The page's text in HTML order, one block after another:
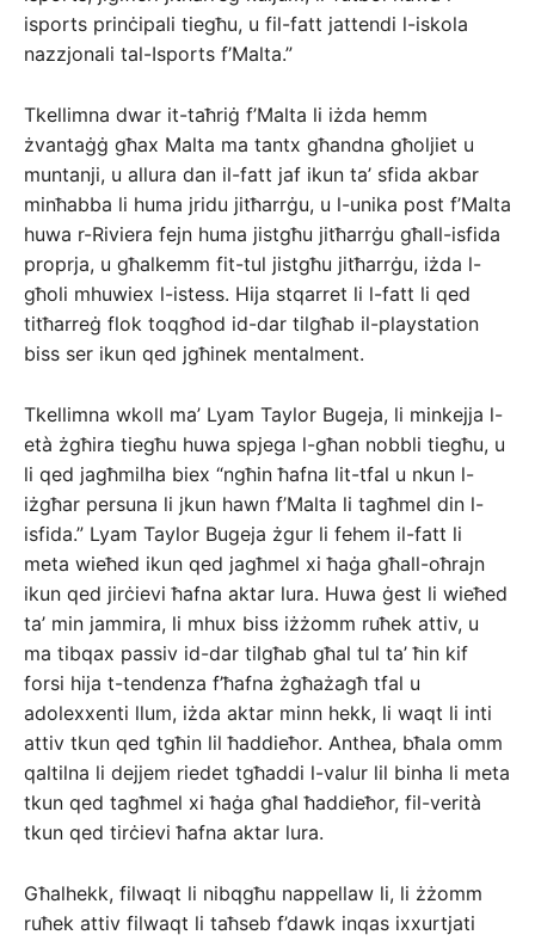
isports prinċipali tiegħu, u fil-fatt jattendi l-iskola
nazzjonali tal-Isports f’Malta.”
Tkellimna dwar it-taħriġ f’Malta li iżda hemm
żvantaġġ għax Malta ma tantx għandna għoljiet u
muntanji, u allura dan il-fatt jaf ikun ta’ sfida akbar
minħabba li huma jridu jitħarrġu, u l-unika post f’Malta
huwa r-Riviera fejn huma jistgħu jitħarrġu għall-isfida
proprja, u għalkemm fit-tul jistgħu jitħarrġu, iżda l-
għoli mhuwiex l-istess. Hija stqarret li l-fatt li qed
titħarreġ flok toqgħod id-dar tilgħab il-playstation
biss ser ikun qed jgħinek mentalment.
Tkellimna wkoll ma’ Lyam Taylor Bugeja, li minkejja l-
età żgħira tiegħu huwa spjega l-għan nobbli tiegħu, u
li qed jagħmilha biex “ngħin ħafna lit-tfal u nkun l-
iżgħar persuna li jkun hawn f’Malta li tagħmel din l-
isfida.” Lyam Taylor Bugeja żgur li fehem il-fatt li
meta wieħed ikun qed jagħmel xi ħaġa għall-oħrajn
ikun qed jirċievi ħafna aktar lura. Huwa ġest li wieħed
ta’ min jammira, li mhux biss iżżomm ruħek attiv, u
ma tibqax passiv id-dar tilgħab għal tul ta’ ħin kif
forsi hija t-tendenza f’ħafna żgħażagħ tfal u
adolexxenti llum, iżda aktar minn hekk, li waqt li inti
attiv tkun qed tgħin lil ħaddieħor. Anthea, bħala omm
qaltilna li dejjem riedet tgħaddi l-valur lil binha li meta
tkun qed tagħmel xi ħaġa għal ħaddieħor, fil-verità
tkun qed tirċievi ħafna aktar lura.
Għalhekk, filwaqt li nibqgħu nappellaw li, li żżomm
ruħek attiv filwaqt li taħseb f’dawk inqas ixxurtjati